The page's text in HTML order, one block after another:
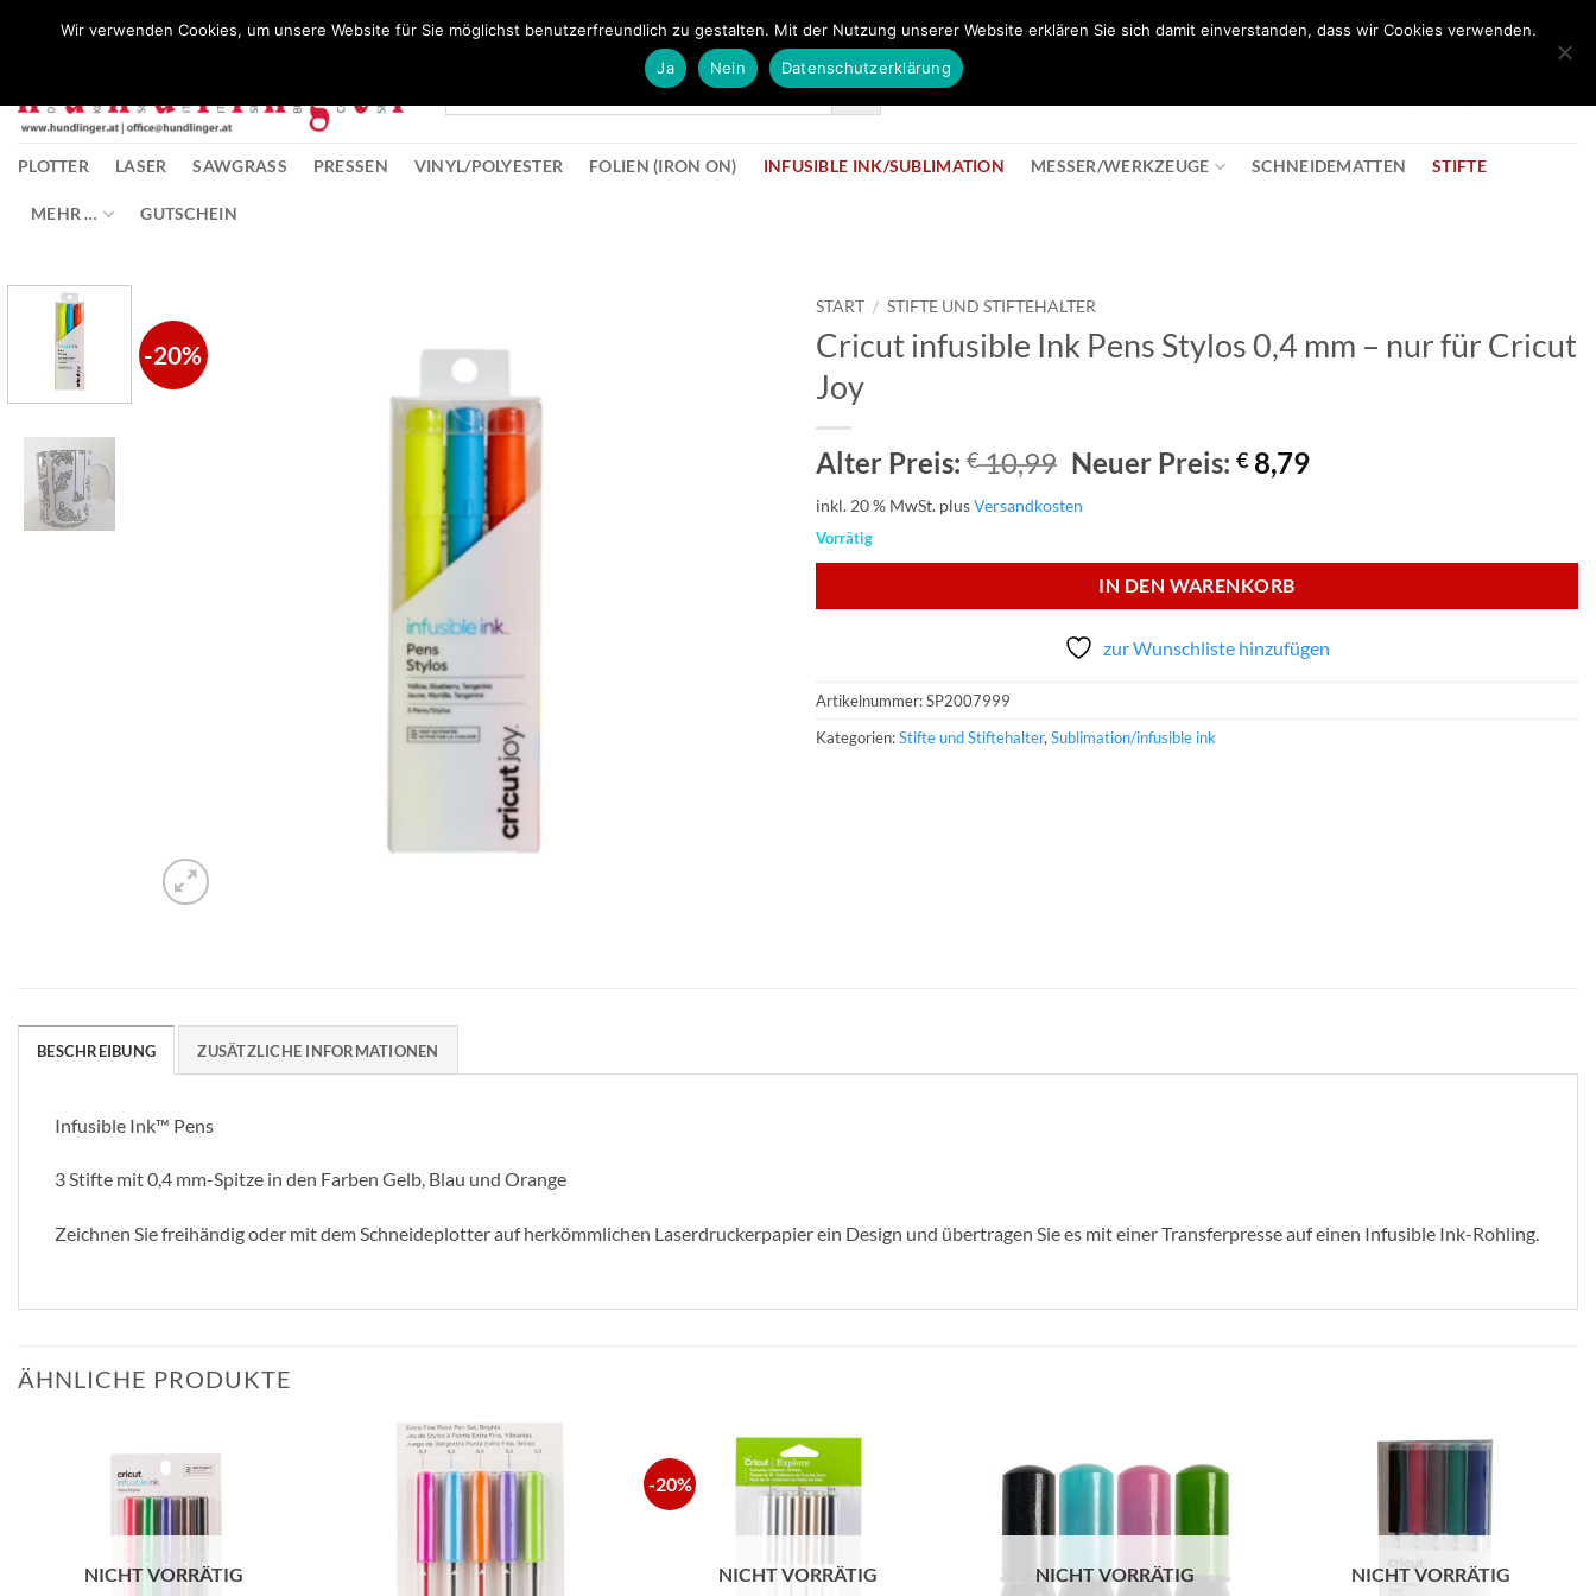
PLOTTER LASER SAWGRASS PRESSEN VINYL/POLYESTER FOLIEN (IRON ON) INFUSIBLE INK/SUBLIMATION MESSER/WERKZEUGE SCHNEIDEMATTEN STIFTE
MEHR … GUTSCHEIN
-20%
START / STIFTE UND STIFTEHALTER
Cricut infusible Ink Pens Stylos 0,4 mm – nur für Cricut
Joy
Alter Preis: €10,99 Ursprünglicher
war:
Neuer Preis: € 8,79Aktueller
inkl. 20 % MwSt. plusVersandkosten
Vorrätig
IN DEN WARENKORB
zur Wunschliste hinzufügen
Artikelnummer:SP2007999
Kategorien:Stifte und Stiftehalter,Sublimation/infusible ink
BESCHREIBUNG ZUSÄTZLICHE INFORMATIONEN
Infusible Ink™ Pens
3 Stifte mit 0,4 mm-Spitze in den Farben Gelb, Blau und Orange
Zeichnen Sie freihändig oder mit dem Schneideplotter auf herkömmlichen Laserdruckerpapier ein Design und übertragen Sie es mit einer Transferpresse auf einen Infusible Ink-Rohling.
ÄHNLICHE PRODUKTE
NICHT VORRÄTIG
-20%
NICHT VORRÄTIG
zur
Wunschliste
hinzufügen
NICHT VORRÄTIG NICHT VORRÄTIG
Wir verwenden Cookies, um unsere Website für Sie möglichst benutzerfreundlich zu gestalten. Mit der Nutzung unserer Website erklären Sie sich damit einverstanden, dass wir Cookies verwenden.
Ja
Nein Datenschutzerklärung